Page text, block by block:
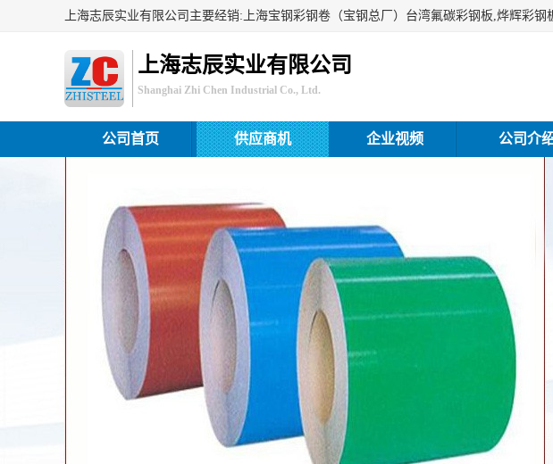
上海志辰实业有限公司
Shanghai Zhi Chen Industrial Co., Ltd.
公司首页 供应商机 企业视频 公司介